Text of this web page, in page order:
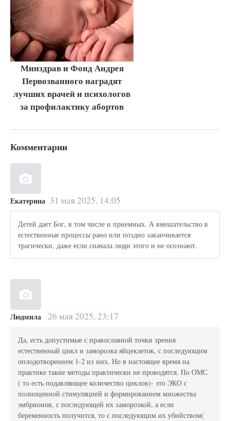
Минздрав и Фонд Андрея
Первозванного наградят
лучших врачей и психологов
за профилактику абортов
Комментарии
Екатерина 31 мая 2025, 14:05
Детей дает Бог, в том числе и приемных. А вмешательство в
естественные процессы рано или поздно заканчивается
трагически, даже если сначала люди этого и не осознают.
Людмила 26 мая 2025, 23:17
Да, есть допустимые с православной точки зрения
естественный цикл и заморозка яйцеклеток, с последующим
оплодотворением 1-2 из них. Но в настоящее время на
практике такие методы практически не проводятся. По ОМС
( то есть подавляющее количество циклов)- это ЭКО с
полноценной стимуляцией и формированием множества
эмбрионов, с последующей их заморозкой, а если
беременность получится, то с последующим их убийством(